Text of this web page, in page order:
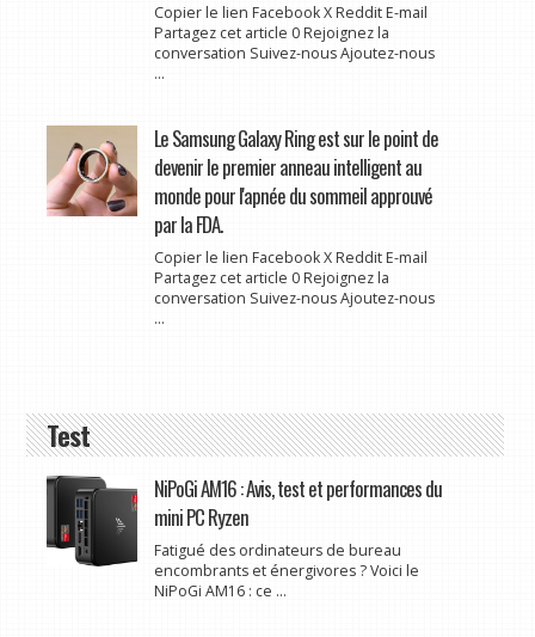
Copier le lien Facebook X Reddit E-mail
Partagez cet article 0 Rejoignez la
conversation Suivez-nous Ajoutez-nous
...
Le Samsung Galaxy Ring est sur le point de
devenir le premier anneau intelligent au
monde pour l'apnée du sommeil approuvé
par la FDA.
Copier le lien Facebook X Reddit E-mail
Partagez cet article 0 Rejoignez la
conversation Suivez-nous Ajoutez-nous
...
Test
NiPoGi AM16 : Avis, test et performances du
mini PC Ryzen
Fatigué des ordinateurs de bureau
encombrants et énergivores ? Voici le
NiPoGi AM16 : ce ...